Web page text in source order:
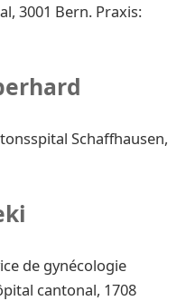
3001 Bern. Praxis:
Schaffhausen,
de gynécologie
cantonal, 1708